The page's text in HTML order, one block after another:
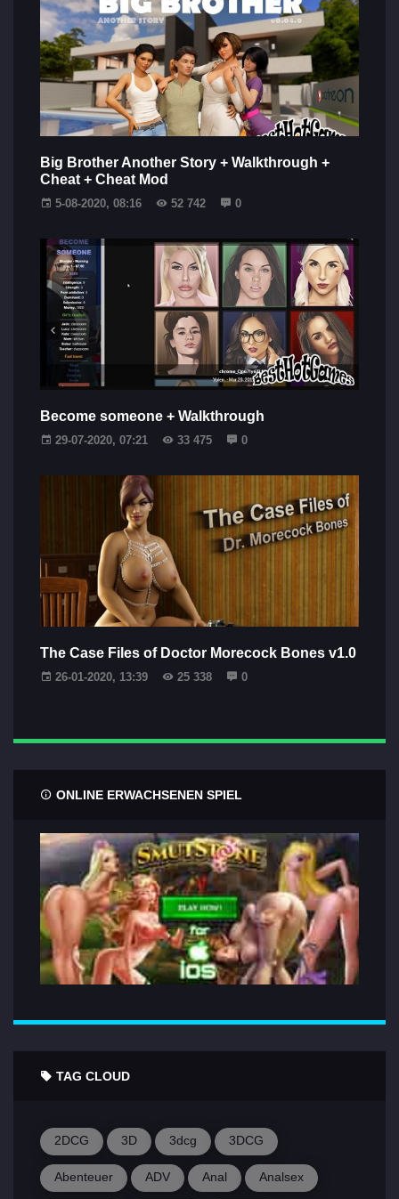
Big Brother Another Story + Walkthrough +
Cheat + Cheat Mod
5-08-2020, 08:16 52 742 0
Become someone + Walkthrough
29-07-2020, 07:21 33 475 0
The Case Files of Doctor Morecock Bones v1.0
26-01-2020, 13:39 25 338 0
ONLINE ERWACHSENEN SPIEL
TAG CLOUD
2DCG 3D 3dcg 3DCG
Abenteuer ADV Anal Analsex